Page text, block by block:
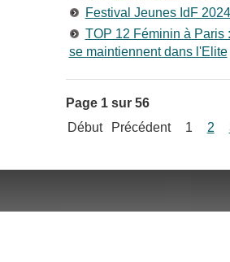
Festival Jeunes IdF
TOP 12 Féminin à Paris
se maintiennent dans l'Elite
Page 1 sur 56
Début
Précédent 1 2